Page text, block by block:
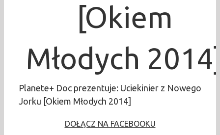
[Okiem
Młodych
Planete+ Doc prezentuje: Uciekinier z Nowego
Jorku [Okiem Młodych 2014]
DOŁĄCZ NA FACEBOOKU